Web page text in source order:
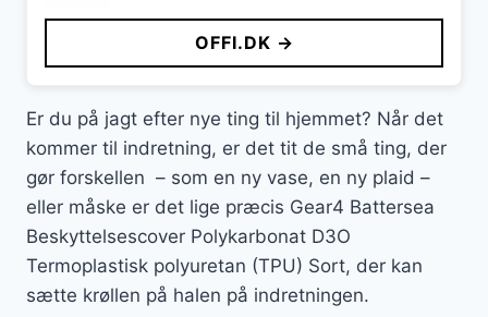
OFFI.DK →
Er du på jagt efter nye ting til hjemmet? Når det
kommer til indretning, er det tit de små ting, der
gør forskellen – som en ny vase, en ny plaid –
eller måske er det lige præcis Gear4 Battersea
Beskyttelsescover Polykarbonat D3O
Termoplastisk polyuretan (TPU) Sort, der kan
sætte krøllen på halen på indretningen.